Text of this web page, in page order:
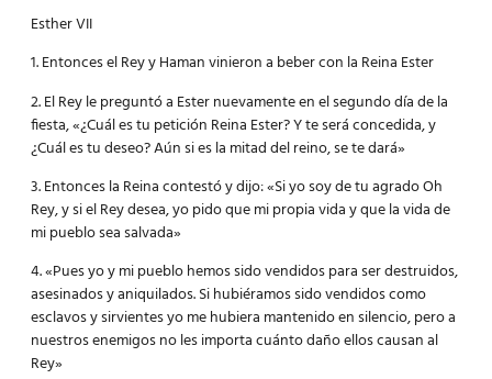
Esther VII
1. Entonces el Rey y Haman vinieron a beber con la Reina Ester
2. El Rey le preguntó a Ester nuevamente en el segundo día de la
fiesta, «¿Cuál es tu petición Reina Ester? Y te será concedida, y
¿Cuál es tu deseo? Aún si es la mitad del reino, se te dará»
3. Entonces la Reina contestó y dijo: «Si yo soy de tu agrado Oh
Rey, y si el Rey desea, yo pido que mi propia vida y que la vida de
mi pueblo sea salvada»
4. «Pues yo y mi pueblo hemos sido vendidos para ser destruidos,
asesinados y aniquilados. Si hubiéramos sido vendidos como
esclavos y sirvientes yo me hubiera mantenido en silencio, pero a
nuestros enemigos no les importa cuánto daño ellos causan al
Rey»